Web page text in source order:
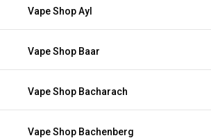
Vape Shop Ayl
Vape Shop Baar
Vape Shop Bacharach
Vape Shop Bachenberg